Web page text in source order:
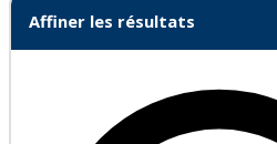
Affiner les résultats